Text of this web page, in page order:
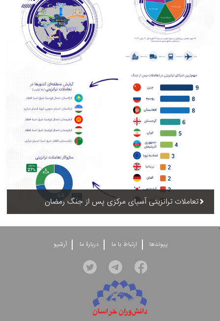
تعاملات ترانزیتی آسیای مرکزی پس از جنگ رمضان
'
پيوندها ارتباط با ما دربارۀ ما آرشيو